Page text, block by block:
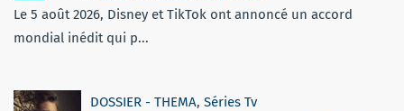
Le 5 août 2026, Disney et TikTok ont annoncé un accord
mondial inédit qui p...
DOSSIER - THEMA, Séries Tv